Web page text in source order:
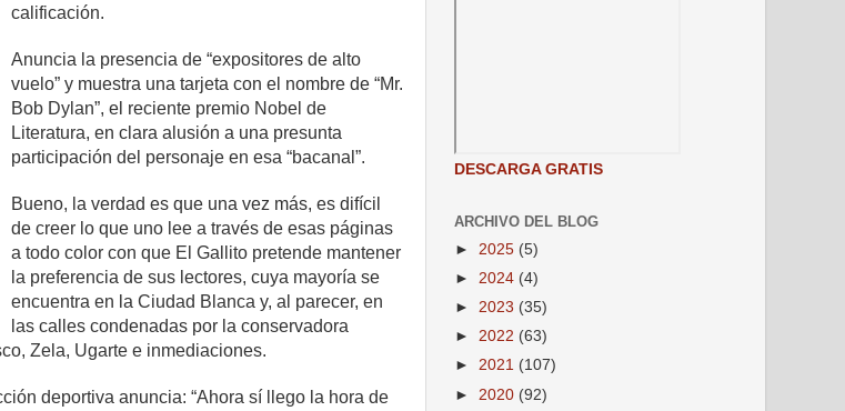
calificación.
Anuncia la presencia de “expositores de alto
vuelo” y muestra una tarjeta con el nombre de “Mr.
Bob Dylan”, el reciente premio Nobel de
Literatura, en clara alusión a una presunta
participación del personaje en esa “bacanal”.
Bueno, la verdad es que una vez más, es difícil
de creer lo que uno lee a través de esas páginas
a todo color con que El Gallito pretende mantener
la preferencia de sus lectores, cuya mayoría se
encuentra en la Ciudad Blanca y, al parecer, en
las calles condenadas por la conservadora
Zela, Ugarte e inmediaciones.
deportiva anuncia: “Ahora sí llego la hora de
DESCARGA GRATIS
ARCHIVO DEL BLOG
► 2025 (5)
► 2024 (4)
► 2023 (35)
► 2022 (63)
► 2021 (107)
► 2020 (92)